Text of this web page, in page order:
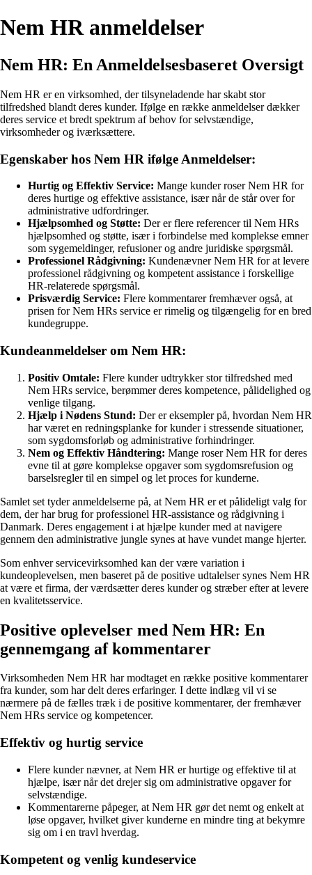
Nem HR anmeldelser
Nem HR: En Anmeldelsesbaseret Oversigt
Nem HR er en virksomhed, der tilsyneladende har skabt stor
tilfredshed blandt deres kunder. Ifølge en række anmeldelser dækker
deres service et bredt spektrum af behov for selvstændige,
virksomheder og iværksættere.
Egenskaber hos Nem HR ifølge Anmeldelser:
Hurtig og Effektiv Service: Mange kunder roser Nem HR for
deres hurtige og effektive assistance, især når de står over for
administrative udfordringer.
Hjælpsomhed og Støtte: Der er flere referencer til Nem HRs
hjælpsomhed og støtte, især i forbindelse med komplekse emner
som sygemeldinger, refusioner og andre juridiske spørgsmål.
Professionel Rådgivning: Kundenævner Nem HR for at levere
professionel rådgivning og kompetent assistance i forskellige
HR-relaterede spørgsmål.
Prisværdig Service: Flere kommentarer fremhæver også, at
prisen for Nem HRs service er rimelig og tilgængelig for en bred
kundegruppe.
Kundeanmeldelser om Nem HR:
Positiv Omtale: Flere kunder udtrykker stor tilfredshed med
Nem HRs service, berømmer deres kompetence, pålidelighed og
venlige tilgang.
Hjælp i Nødens Stund: Der er eksempler på, hvordan Nem HR
har været en redningsplanke for kunder i stressende situationer,
som sygdomsforløb og administrative forhindringer.
Nem og Effektiv Håndtering: Mange roser Nem HR for deres
evne til at gøre komplekse opgaver som sygdomsrefusion og
barselsregler til en simpel og let proces for kunderne.
Samlet set tyder anmeldelserne på, at Nem HR er et pålideligt valg for
dem, der har brug for professionel HR-assistance og rådgivning i
Danmark. Deres engagement i at hjælpe kunder med at navigere
gennem den administrative jungle synes at have vundet mange hjerter.
Som enhver servicevirksomhed kan der være variation i
kundeoplevelsen, men baseret på de positive udtalelser synes Nem HR
at være et firma, der værdsætter deres kunder og stræber efter at levere
en kvalitetsservice.
Positive oplevelser med Nem HR: En
gennemgang af kommentarer
Virksomheden Nem HR har modtaget en række positive kommentarer
fra kunder, som har delt deres erfaringer. I dette indlæg vil vi se
nærmere på de fælles træk i de positive kommentarer, der fremhæver
Nem HRs service og kompetencer.
Effektiv og hurtig service
Flere kunder nævner, at Nem HR er hurtige og effektive til at
hjælpe, især når det drejer sig om administrative opgaver for
selvstændige.
Kommentarerne påpeger, at Nem HR gør det nemt og enkelt at
løse opgaver, hvilket giver kunderne en mindre ting at bekymre
sig om i en travl hverdag.
Kompetent og venlig kundeservice